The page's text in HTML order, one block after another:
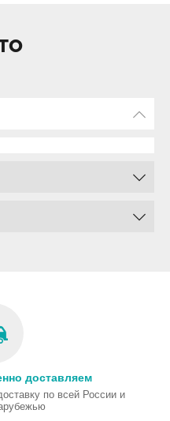
доставляем
по всей России и